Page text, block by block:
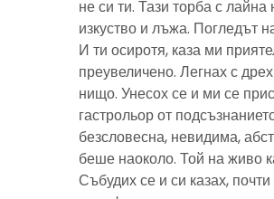
не си ти. Тази торба с
изкуство и лъжа. Погледът
И ти осиротя, каза ми
преувеличено. Легнах с
нищо. Унесох се и ми се
гастрольор от
безсловесна, невидима,
беше наоколо. Той на живо
Събудих се и си казах,